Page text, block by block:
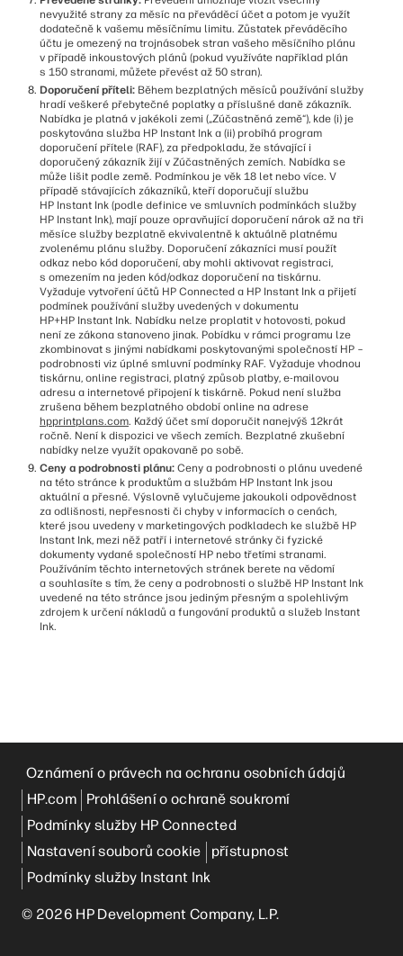
nevyužité strany za měsíc na převáděcí účet a potom je využít
dodatečně k vašemu měsíčnímu limitu. Zůstatek převáděcího
účtu je omezený na trojnásobek stran vašeho měsíčního plánu
v případě inkoustových plánů (pokud využíváte například plán
s 150 stranami, můžete převést až 50 stran).
Doporučení příteli: Během bezplatných měsíců používání služby
hradí veškeré přebytečné poplatky a příslušné daně zákazník.
Nabídka je platná v jakékoli zemi („Zúčastněná země“), kde (i) je
poskytována služba HP Instant Ink a (ii) probíhá program
doporučení přítele (RAF), za předpokladu, že stávající i
doporučený zákazník žijí v Zúčastněných zemích. Nabídka se
může lišit podle země. Podmínkou je věk 18 let nebo více. V
případě stávajících zákazníků, kteří doporučují službu
HP Instant Ink (podle definice ve smluvních podmínkách služby
HP Instant Ink), mají pouze opravňující doporučení nárok až na tři
měsíce služby bezplatně ekvivalentně k aktuálně platnému
zvolenému plánu služby. Doporučení zákazníci musí použít
odkaz nebo kód doporučení, aby mohli aktivovat registraci,
s omezením na jeden kód/odkaz doporučení na tiskárnu.
Vyžaduje vytvoření účtů HP Connected a HP Instant Ink a přijetí
podmínek používání služby uvedených v dokumentu
HP+HP Instant Ink. Nabídku nelze proplatit v hotovosti, pokud
není ze zákona stanoveno jinak. Pobídku v rámci programu lze
zkombinovat s jinými nabídkami poskytovanými společností HP –
podrobnosti viz úplné smluvní podmínky RAF. Vyžaduje vhodnou
tiskárnu, online registraci, platný způsob platby, e-mailovou
adresu a internetové připojení k tiskárně. Pokud není služba
zrušena během bezplatného období online na adrese
hpprintplans.com. Každý účet smí doporučit nanejvýš 12krát
ročně. Není k dispozici ve všech zemích. Bezplatné zkušební
nabídky nelze využít opakovaně po sobě.
Ceny a podrobnosti plánu: Ceny a podrobnosti o plánu uvedené
na této stránce k produktům a službám HP Instant Ink jsou
aktuální a přesné. Výslovně vylučujeme jakoukoli odpovědnost
za odlišnosti, nepřesnosti či chyby v informacích o cenách,
které jsou uvedeny v marketingových podkladech ke službě HP
Instant Ink, mezi něž patří i internetové stránky či fyzické
dokumenty vydané společností HP nebo třetími stranami.
Používáním těchto internetových stránek berete na vědomí
a souhlasíte s tím, že ceny a podrobnosti o službě HP Instant Ink
uvedené na této stránce jsou jediným přesným a spolehlivým
zdrojem k určení nákladů a fungování produktů a služeb Instant
Ink.
Oznámení o právech na ochranu osobních údajů
HP.com
Prohlášení o ochraně soukromí
Podmínky služby HP Connected
Nastavení souborů cookie
přístupnost
Podmínky služby Instant Ink
© 2026 HP Development Company, L.P.